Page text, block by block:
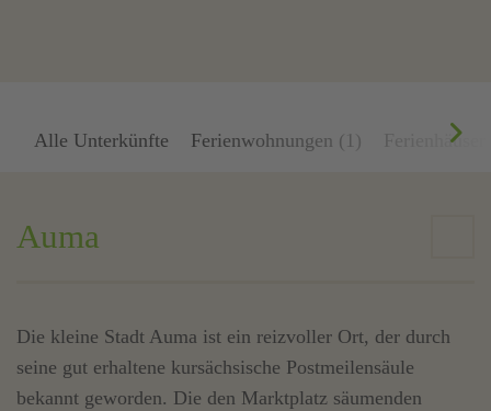
Alle Unterkünfte Ferienwohnungen (1)
Auma
Die kleine Stadt Auma ist ein reizvoller Ort, der durch
seine gut erhaltene kursächsische Postmeilensäule
bekannt geworden. Die den Marktplatz säumenden